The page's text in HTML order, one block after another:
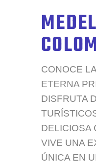
CONOCE
ETERNA
DISFRUTA
DELICIOSA
VIVE UNA
ÚNICA EN